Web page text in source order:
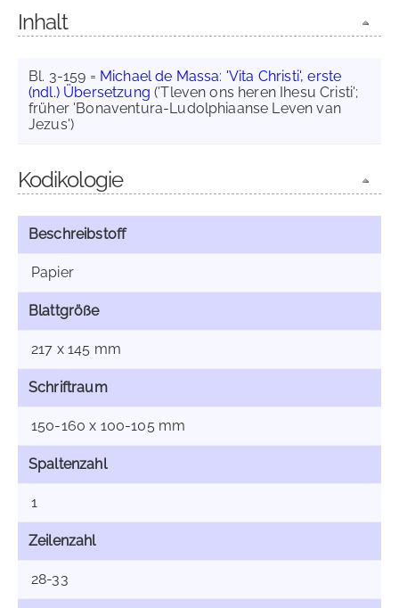
Inhalt
Bl. 3-159 = Michael de Massa: 'Vita Christi', erste
(ndl.) Übersetzung ('Tleven ons heren Ihesu Cristi';
früher 'Bonaventura-Ludolphiaanse Leven van
Jezus')
Kodikologie
Beschreibstoff
Papier
Blattgröße
217 x 145 mm
Schriftraum
150-160 x 100-105 mm
Spaltenzahl
1
Zeilenzahl
28-33